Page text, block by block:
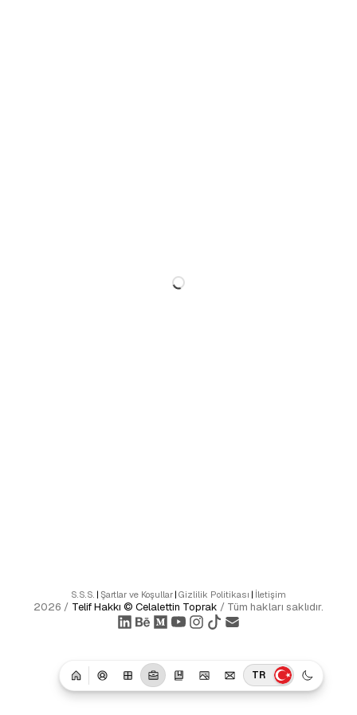
TR
S.S.S. | Şartlar ve Koşullar | Gizlilik Politikası | İletişim
2026 / Telif Hakkı © Celalettin Toprak / Tüm hakları saklıdır.